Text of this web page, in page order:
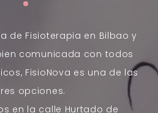
de Fisioterapia en Bilbao y
comunicada con todos
FisioNova es una de las
opciones.
en la calle Hurtado de